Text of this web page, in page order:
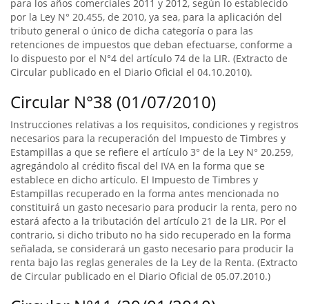
para los años comerciales 2011 y 2012, según lo establecido
por la Ley N° 20.455, de 2010, ya sea, para la aplicación del
tributo general o único de dicha categoría o para las
retenciones de impuestos que deban efectuarse, conforme a
lo dispuesto por el N°4 del artículo 74 de la LIR. (Extracto de
Circular publicado en el Diario Oficial el 04.10.2010).
Circular N°38 (01/07/2010)
Instrucciones relativas a los requisitos, condiciones y registros
necesarios para la recuperación del Impuesto de Timbres y
Estampillas a que se refiere el artículo 3° de la Ley N° 20.259,
agregándolo al crédito fiscal del IVA en la forma que se
establece en dicho artículo. El Impuesto de Timbres y
Estampillas recuperado en la forma antes mencionada no
constituirá un gasto necesario para producir la renta, pero no
estará afecto a la tributación del artículo 21 de la LIR. Por el
contrario, si dicho tributo no ha sido recuperado en la forma
señalada, se considerará un gasto necesario para producir la
renta bajo las reglas generales de la Ley de la Renta. (Extracto
de Circular publicado en el Diario Oficial de 05.07.2010.)